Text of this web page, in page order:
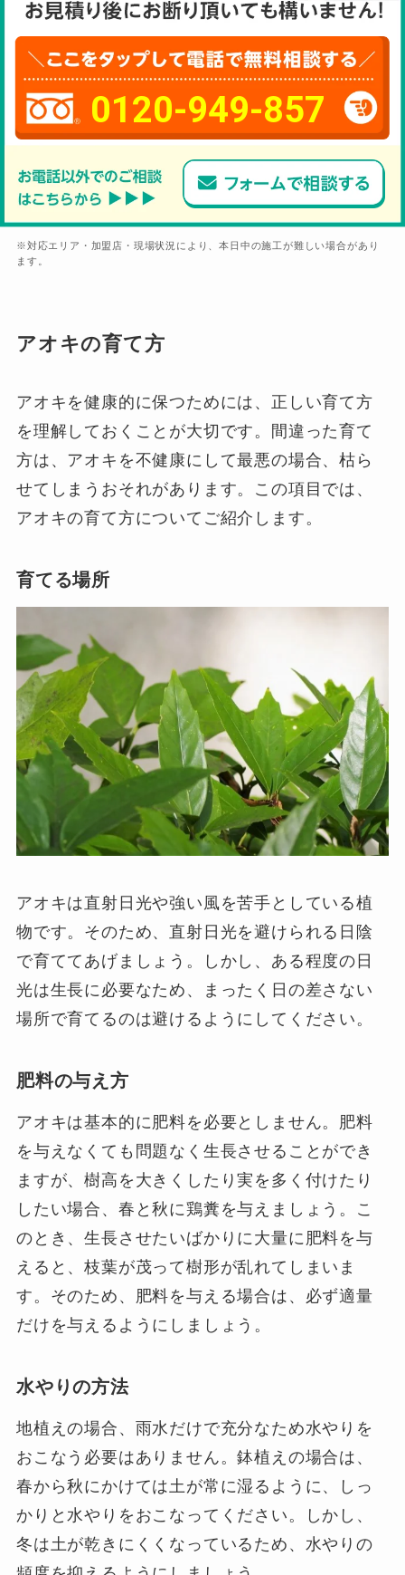
0120-949-857
※対応エリア・加盟店・現場状況により、本日中の施工が難しい場合があり
ます。
アオキの育て方
アオキを健康的に保つためには、正しい育て方
を理解しておくことが大切です。間違った育て
方は、アオキを不健康にして最悪の場合、枯ら
せてしまうおそれがあります。この項目では、
アオキの育て方についてご紹介します。
育てる場所
アオキは直射日光や強い風を苦手としている植
物です。そのため、直射日光を避けられる日陰
で育ててあげましょう。しかし、ある程度の日
光は生長に必要なため、まったく日の差さない
場所で育てるのは避けるようにしてください。
肥料の与え方
アオキは基本的に肥料を必要としません。肥料
を与えなくても問題なく生長させることができ
ますが、樹高を大きくしたり実を多く付けたり
したい場合、春と秋に鶏糞を与えましょう。こ
のとき、生長させたいばかりに大量に肥料を与
えると、枝葉が茂って樹形が乱れてしまいま
す。そのため、肥料を与える場合は、必ず適量
だけを与えるようにしましょう。
水やりの方法
地植えの場合、雨水だけで充分なため水やりを
おこなう必要はありません。鉢植えの場合は、
春から秋にかけては土が常に湿るように、しっ
かりと水やりをおこなってください。しかし、
冬は土が乾きにくくなっているため、水やりの